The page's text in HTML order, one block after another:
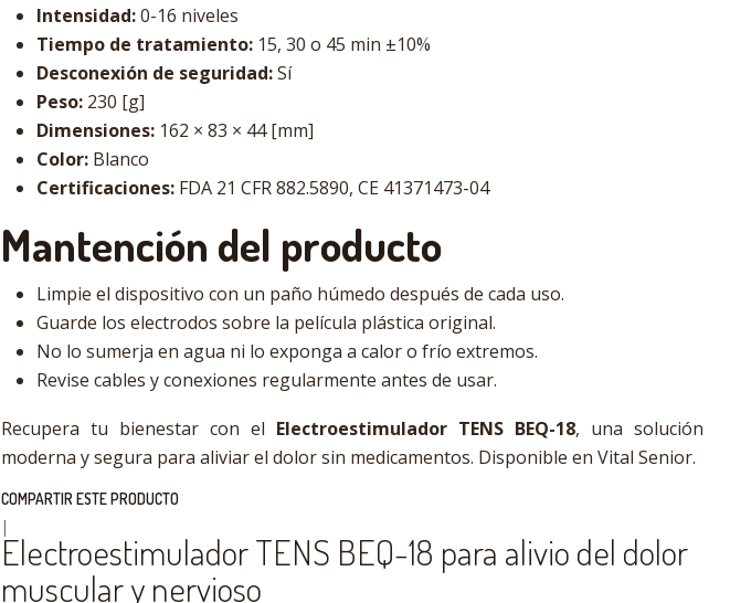
Intensidad:0-16 niveles
Tiempo de tratamiento: 15, 30 o 45 min ±10%
Desconexión de seguridad:Sí
Peso: 230 [g]
Dimensiones: 162 × 83 × 44 [mm]
Color: Blanco
Certificaciones: FDA 21 CFR 882.5890, CE 41371473-04
Mantención del producto
Limpie el dispositivo con un paño húmedo después de cada uso.
Guarde los electrodos sobre la película plástica original.
No lo sumerja en agua ni lo exponga a calor o frío extremos.
Revise cables y conexiones regularmente antes de usar.
Recupera tu bienestar con el Electroestimulador TENS BEQ-18, una solución
moderna y segura para aliviar el dolor sin medicamentos. Disponible en Vital Senior.
COMPARTIR ESTE PRODUCTO
|
Electroestimulador TENS BEQ-18 para alivio del dolor
muscular y nervioso